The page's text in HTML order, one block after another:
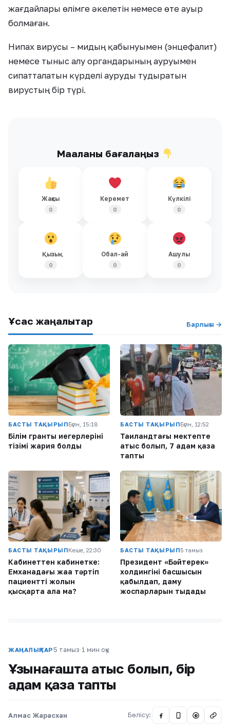
жағдайлары өлімге әкелетін немесе өте ауыр
болмаған.
Нипах вирусы – мидың қабынуымен (энцефалит)
немесе тыныс алу органдарының ауруымен
сипатталатын күрделі ауруды тудыратын
вирустың бір түрі.
Мақаланы бағалаңыз
Жақсы
0
Керемет
0
Күлкілі
0
Қызық
0
Обал-ай
0
Ашулы
0
Ұқсас жаңалықтар Барлығы →
БАСТЫ ТАҚЫРЫПБүгін, 15:18
Білім гранты иегерлерінің
тізімі жария болды
БАСТЫ ТАҚЫРЫПБүгін, 12:52
Таиландтағы мектепте
атыс болып, 7 адам қаза
тапты
БАСТЫ ТАҚЫРЫПКеше, 22:30
Кабинеттен кабинетке:
Емханадағы жаңа тәртіп
пациенттің жолын
қысқарта ала ма?
БАСТЫ ТАҚЫРЫП5 тамыз
Президент «Бәйтерек»
холдингінің басшысын
қабылдап, даму
жоспарларын тыңдады
ЖАҢАЛЫҚТАР 5 тамыз·1 мин оқу
Ұзынағашта атыс болып, бір
адам қаза тапты
Алмас Жарасхан Бөлісу: @